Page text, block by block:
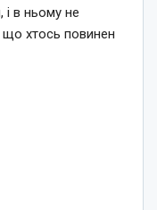
і в ньому не
що хтось повинен